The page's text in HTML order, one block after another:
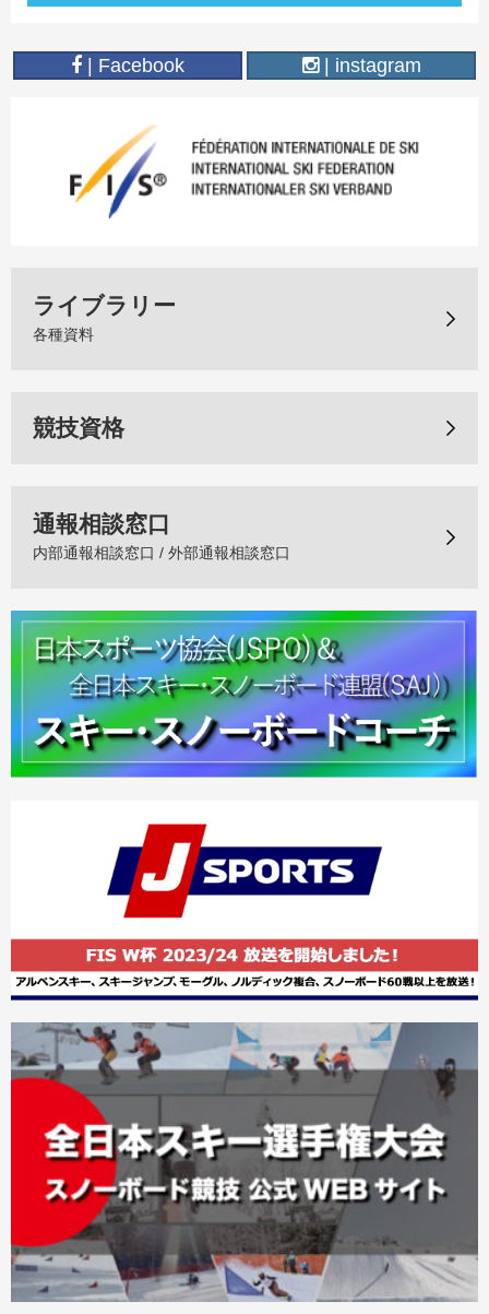
| Facebook | instagram
ライブラリー
各種資料
競技資格
通報相談窓口
内部通報相談窓口 / 外部通報相談窓口